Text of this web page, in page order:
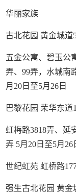
华丽家族
古北花园 黄金城道
五金公寓、碧玉公
弄、99弄，水城南
月20日至5月26日
巴黎花园 荣华东道
虹梅路3818弄、延
弄 5月20日至5月26
世纪虹苑 虹桥路
强生古北花园 黄金